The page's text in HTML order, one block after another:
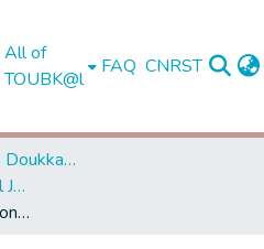
All of
TOUBK@l
FAQ CNRST
Université Chouaib Doukkali - El Jadida
Faculté des Sciences - El Jadida
Modélisation et conception d'un système d'aide à l'apprentissage individuel à distance : Intégration d'un module positionnement pour les systèmes tuteurs intélligents